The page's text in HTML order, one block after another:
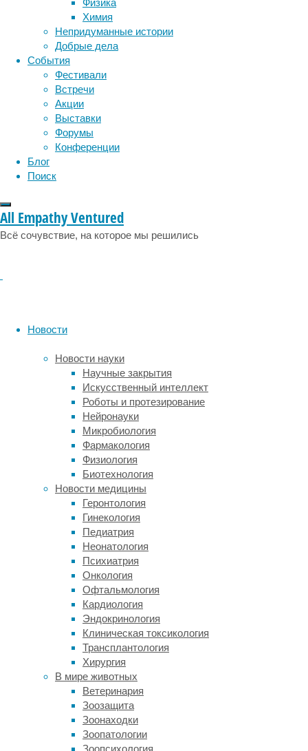
Физика
Химия
Непридуманные истории
Добрые дела
События
Фестивали
Встречи
Акции
Выставки
Форумы
Конференции
Блог
Поиск
All Empathy Ventured
Всё сочувствие, на которое мы решились
Новости
Новости науки
Научные закрытия
Искусственный интеллект
Роботы и протезирование
Нейронауки
Микробиология
Фармакология
Физиология
Биотехнология
Новости медицины
Геронтология
Гинекология
Педиатрия
Неонатология
Психиатрия
Онкология
Офтальмология
Кардиология
Эндокринология
Клиническая токсикология
Трансплантология
Хирургия
В мире животных
Ветеринария
Зоозащита
Зоонаходки
Зоопатологии
Зоопсихология
и
опубликовала
последствия
ограничений,
которые
вводились
разных
странах
первую
вторую
волну
пандемии
COVID-
провели
анкетирование
около
тысяч
человек
Италии,
Испании
Великобритании.
нейробиология
нейрофизиология
онкология
поведение
сон социальные проблемы
физиология
эмоции